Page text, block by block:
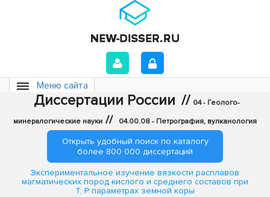
Меню сайта
Диссертации России // 04 - Геолого-
минералогические науки // 04.00.08 - Петрография, вулканология
Открыть удобный поиск по каталогу
более 800 000 диссертаций
Экспериментальное изучение вязкости расплавов
магматических пород кислого и среднего составов при
Т, Р параметрах земной коры